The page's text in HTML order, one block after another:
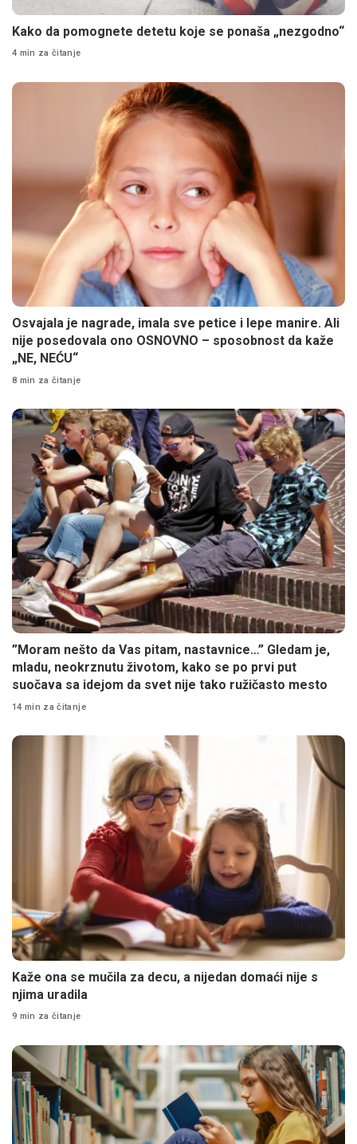
Kako da pomognete detetu koje se ponaša „nezgodno“
4 min za čitanje
Osvajala je nagrade, imala sve petice i lepe manire. Ali
nije posedovala ono OSNOVNO – sposobnost da kaže
„NE, NEĆU“
8 min za čitanje
”Moram nešto da Vas pitam, nastavnice…” Gledam je,
mladu, neokrznutu životom, kako se po prvi put
suočava sa idejom da svet nije tako ružičasto mesto
14 min za čitanje
Kaže ona se mučila za decu, a nijedan domaći nije s
njima uradila
9 min za čitanje